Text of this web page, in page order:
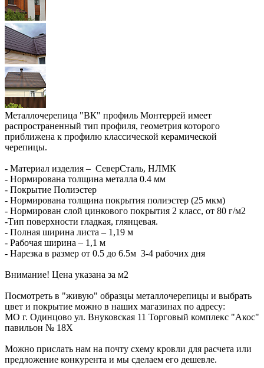
Металлочерепица "ВК" профиль Монтеррей имеет
распространенный тип профиля, геометрия которого
приближена к профилю классической керамической
черепицы.
- Материал изделия – СеверСталь, НЛМК
- Нормирована толщина металла 0.4 мм
- Покрытие Полиэстер
- Нормирована толщина покрытия полиэстер (25 мкм)
- Нормирован слой цинкового покрытия 2 класс, от 80 г/м2
-Тип поверхности гладкая, глянцевая.
- Полная ширина листа – 1,19 м
- Рабочая ширина – 1,1 м
- Нарезка в размер от 0.5 до 6.5м 3-4 рабочих дня
Внимание! Цена указана за м2
Посмотреть в "живую" образцы металлочерепицы и выбрать
цвет и покрытие можно в наших магазинах по адресу:
МО г. Одинцово ул. Внуковская 11 Торговый комплекс "Акос"
павильон № 18Х
Можно прислать нам на почту схему кровли для расчета или
предложение конкурента и мы сделаем его дешевле.